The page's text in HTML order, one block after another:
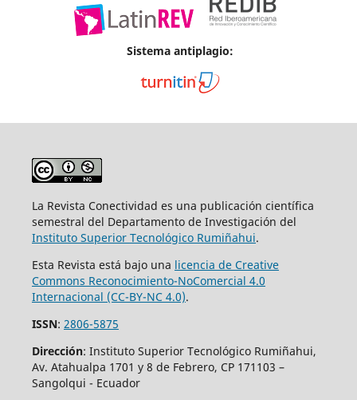
Sistema antiplagio:
La Revista Conectividad es una publicación científica
semestral del Departamento de Investigación del
Instituto Superior Tecnológico Rumiñahui.
Esta Revista está bajo una licencia de Creative
Commons Reconocimiento-NoComercial 4.0
Internacional (CC-BY-NC 4.0).
ISSN: 2806-5875
Dirección: Instituto Superior Tecnológico Rumiñahui,
Av. Atahualpa 1701 y 8 de Febrero, CP 171103 –
Sangolqui - Ecuador